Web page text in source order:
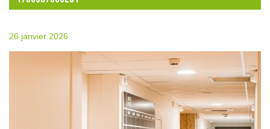
26 janvier 2026